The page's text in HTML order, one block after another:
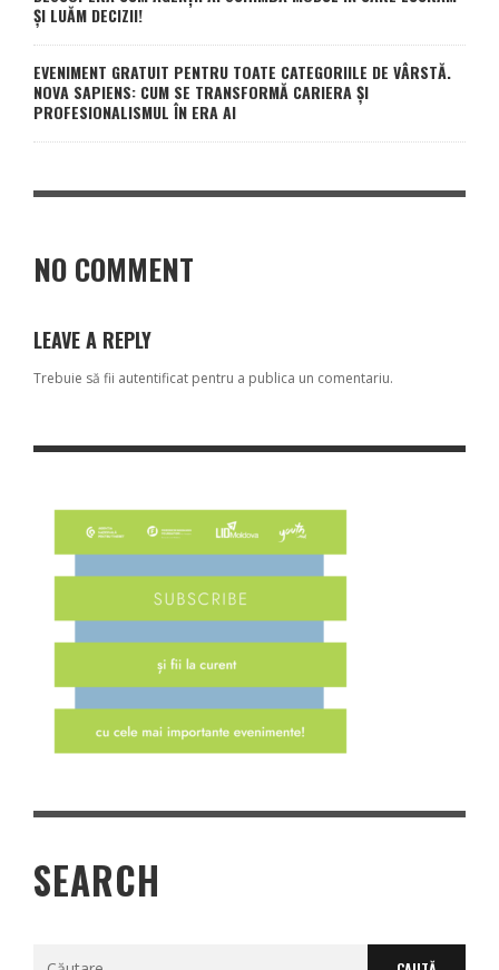
ȘI LUĂM DECIZII!
EVENIMENT GRATUIT PENTRU TOATE CATEGORIILE DE VÂRSTĂ.
NOVA SAPIENS: CUM SE TRANSFORMĂ CARIERA ȘI
PROFESIONALISMUL ÎN ERA AI
NO COMMENT
LEAVE A REPLY
Trebuie să fii autentificat pentru a publica un comentariu.
SEARCH
Caută